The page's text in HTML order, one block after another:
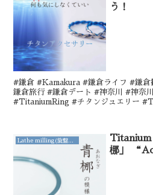
う！
#鎌倉 #Kamakura #鎌倉ライフ #鎌
鎌倉旅行 #鎌倉デート #神奈川 #神奈
#TitaniumRing #チタンジュエリー
鎌倉ギフト #リングショップ #ジュエ
ョップ #クラフトショップ #ユニーク
Lathe milling(旋盤削り出し)
Titanium
梛」